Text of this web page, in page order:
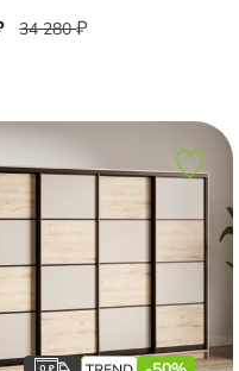
34 280